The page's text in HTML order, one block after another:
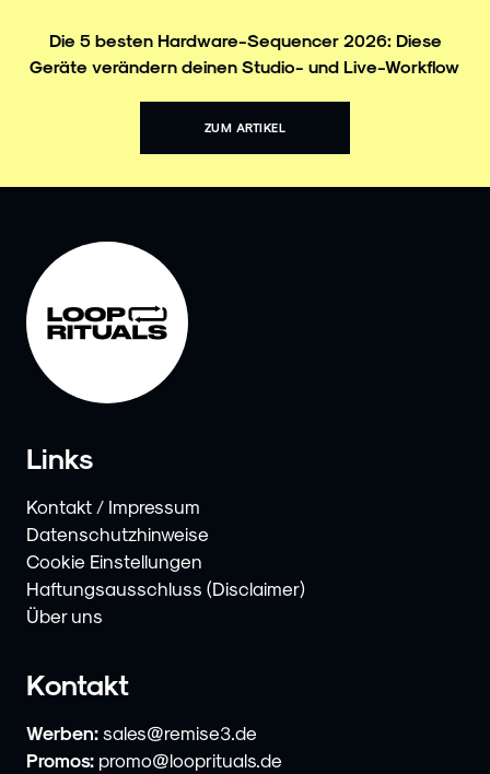
Die 5 besten Hardware-Sequencer 2026: Diese
Geräte verändern deinen Studio- und Live-Workflow
ZUM ARTIKEL
Links
Kontakt / Impressum
Datenschutzhinweise
Cookie Einstellungen
Haftungsausschluss (Disclaimer)
Über uns
Kontakt
Werben: sales@remise3.de
Promos: promo@looprituals.de